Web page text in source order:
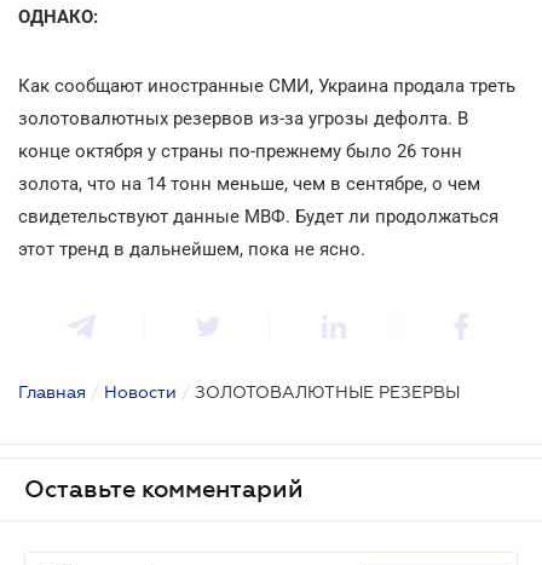
ОДНАКО:
Как сообщают иностранные СМИ, Украина продала треть
золотовалютных резервов из-за угрозы дефолта. В
конце октября у страны по-прежнему было 26 тонн
золота, что на 14 тонн меньше, чем в сентябре, о чем
свидетельствуют данные МВФ. Будет ли продолжаться
этот тренд в дальнейшем, пока не ясно.
Главная / Новости / ЗОЛОТОВАЛЮТНЫЕ РЕЗЕРВЫ
Оставьте комментарий